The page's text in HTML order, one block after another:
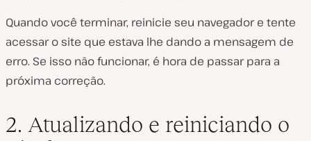
Quando você terminar, reinicie seu navegador e tente
acessar o site que estava lhe dando a mensagem de
erro. Se isso não funcionar, é hora de passar para a
próxima correção.
2. Atualizando e reiniciando o